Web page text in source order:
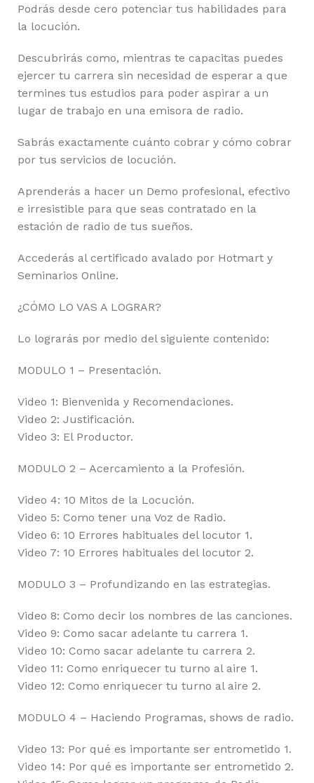
Podrás desde cero potenciar tus habilidades para
la locución.
Descubrirás como, mientras te capacitas puedes
ejercer tu carrera sin necesidad de esperar a que
termines tus estudios para poder aspirar a un
lugar de trabajo en una emisora de radio.
Sabrás exactamente cuánto cobrar y cómo cobrar
por tus servicios de locución.
Aprenderás a hacer un Demo profesional, efectivo
e irresistible para que seas contratado en la
estación de radio de tus sueños.
Accederás al certificado avalado por Hotmart y
Seminarios Online.
¿CÓMO LO VAS A LOGRAR?
Lo lograrás por medio del siguiente contenido:
MODULO 1 – Presentación.
Video 1: Bienvenida y Recomendaciones.
Video 2: Justificación.
Video 3: El Productor.
MODULO 2 – Acercamiento a la Profesión.
Video 4: 10 Mitos de la Locución.
Video 5: Como tener una Voz de Radio.
Video 6: 10 Errores habituales del locutor 1.
Video 7: 10 Errores habituales del locutor 2.
MODULO 3 – Profundizando en las estrategias.
Video 8: Como decir los nombres de las canciones.
Video 9: Como sacar adelante tu carrera 1.
Video 10: Como sacar adelante tu carrera 2.
Video 11: Como enriquecer tu turno al aire 1.
Video 12: Como enriquecer tu turno al aire 2.
MODULO 4 – Haciendo Programas, shows de radio.
Video 13: Por qué es importante ser entrometido 1.
Video 14: Por qué es importante ser entrometido 2.